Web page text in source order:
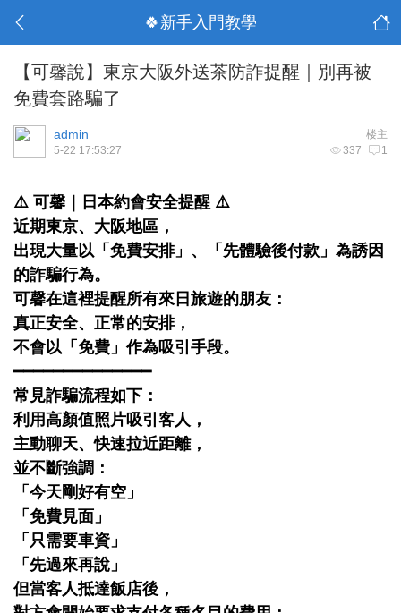
🍀新手入門教學
【可馨說】東京大阪外送茶防詐提醒｜別再被
免費套路騙了
楼主
admin
337 1
5-22 17:53:27
⚠️ 可馨｜日本約會安全提醒 ⚠️
近期東京、大阪地區，
出現大量以「免費安排」、「先體驗後付款」為誘因
的詐騙行為。
可馨在這裡提醒所有來日旅遊的朋友：
真正安全、正常的安排，
不會以「免費」作為吸引手段。
━━━━━━━━━━━━━━
常見詐騙流程如下：
利用高顏值照片吸引客人，
主動聊天、快速拉近距離，
並不斷強調：
「今天剛好有空」
「免費見面」
「只需要車資」
「先過來再說」
但當客人抵達飯店後，